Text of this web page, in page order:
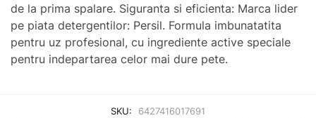
de la prima spalare. Siguranta si eficienta: Marca lider
pe piata detergentilor: Persil. Formula imbunatatita
pentru uz profesional, cu ingrediente active speciale
pentru indepartarea celor mai dure pete.
SKU:
6427416017691